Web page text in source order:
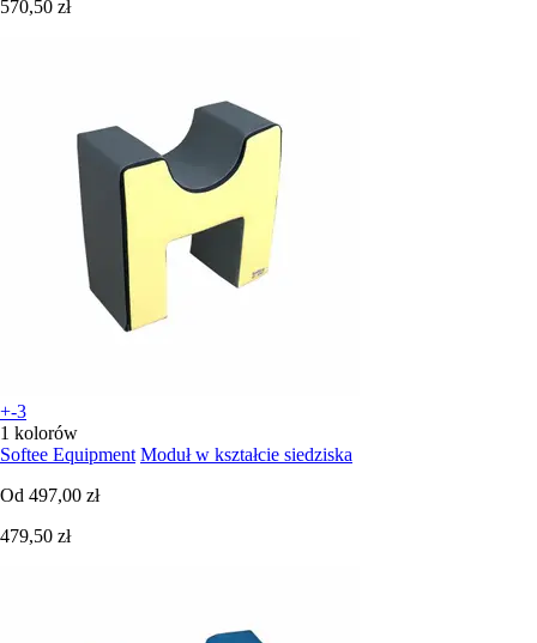
570,50 zł
+-3
1 kolorów
Softee Equipment Moduł w kształcie siedziska
Od 497,00 zł
479,50 zł